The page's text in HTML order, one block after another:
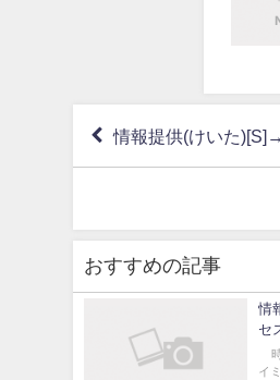
情報提供(けいた
おすすめの記事
情
セ
時
イ